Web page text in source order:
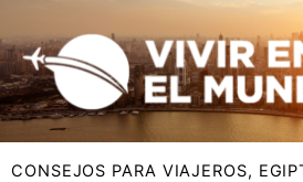
al
contenido
CONSEJOS PARA VIAJEROS,